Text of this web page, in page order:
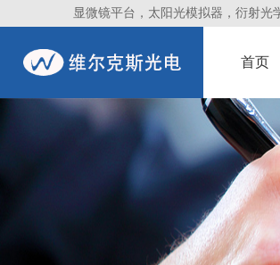
显微镜平台，太阳光模拟器，衍射光
首页